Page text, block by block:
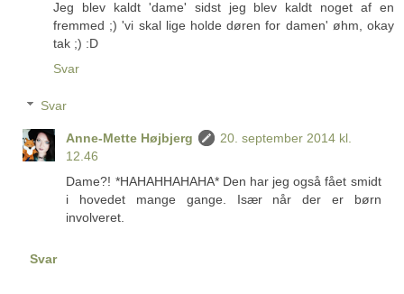
Jeg blev kaldt 'dame' sidst jeg blev kaldt noget af en
fremmed ;) 'vi skal lige holde døren for damen' øhm, okay
tak ;) :D
Svar
Svar
Anne-Mette Højbjerg
20. september 2014 kl.
12.46
Dame?! *HAHAHHAHAHA* Den har jeg også fået smidt
i hovedet mange gange. Især når der er børn
involveret.
Svar